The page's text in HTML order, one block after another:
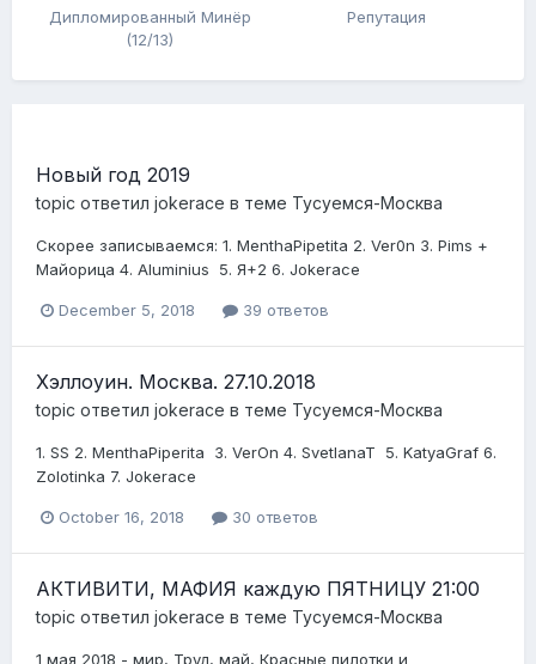
Дипломированный Минёр
(12/13)
Репутация
Новый год 2019
topic ответил jokerace в теме Тусуемся-Москва
Скорее записываемся: 1. MenthaPipetita 2 . Ver0n 3. Pims +
Майорица 4. Aluminius 5. Я+2 6. Jokerace
December 5, 2018 39 ответов
Хэллоуин. Москва. 27.10.2018
topic ответил jokerace в теме Тусуемся-Москва
1. SS 2. MenthaPiperita 3. VerOn 4. SvetlanaT 5. KatyaGraf 6.
Zolotinka 7. Jokerace
October 16, 2018 30 ответов
АКТИВИТИ, МАФИЯ каждую ПЯТНИЦУ 21:00
topic ответил jokerace в теме Тусуемся-Москва
1 мая 2018 - мир, Труд, май, Красные пилотки и